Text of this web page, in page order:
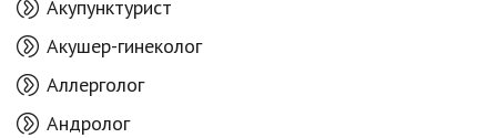
Акупунктурист
Акушер-гинеколог
Аллерголог
Андролог